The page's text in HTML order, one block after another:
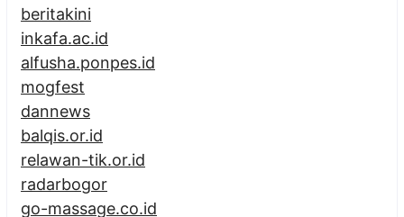
beritakini
inkafa.ac.id
alfusha.ponpes.id
mogfest
dannews
balqis.or.id
relawan-tik.or.id
radarbogor
go-massage.co.id